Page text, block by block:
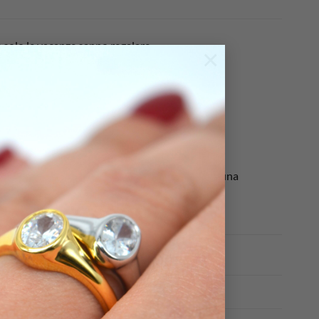
le vacanze sanno regalare.
la luce solare.
fresco, perfetto da indossare per illuminare una